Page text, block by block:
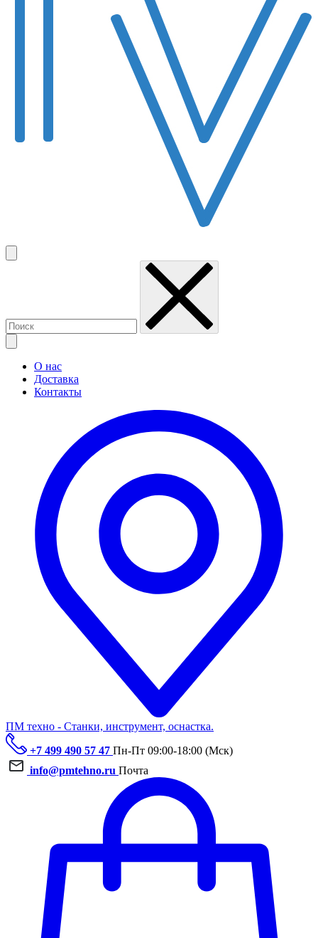
О нас
Доставка
Контакты
ПМ техно - Станки, инструмент, оснастка.
+7 499 490 57 47 Пн-Пт 09:00-18:00 (Мск)
info@pmtehno.ru Почта